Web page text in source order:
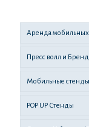
Аренда мобильных
Пресс волл и
Мобильные
POP UP Стенды